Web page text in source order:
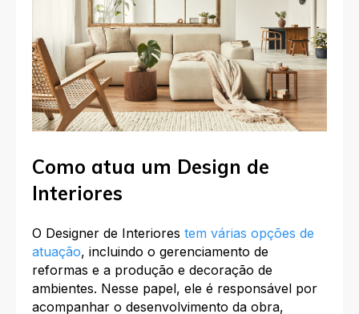
Como atua um Design de
Interiores
O Designer de Interiores tem várias opções de
atuação, incluindo o gerenciamento de
reformas e a produção e decoração de
ambientes. Nesse papel, ele é responsável por
acompanhar o desenvolvimento da obra,